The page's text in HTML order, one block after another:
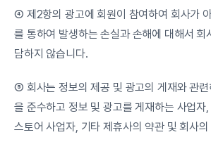
④ 제2항의 광고에 회원이 참여하여 회사가
를 통하여 발생하는 손실과 손해에 대해서
담하지 않습니다.
⑤ 회사는 정보의 제공 및 광고의 게재와 관
을 준수하고 정보 및 광고를 게재하는 사업
스토어 사업자, 기타 제휴사의 약관 및 회사